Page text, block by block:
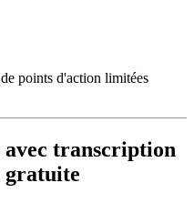
points d'action limitées
avec transcription